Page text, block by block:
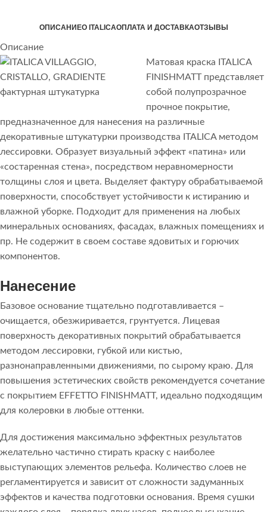
ОПИСАНИЕО ITALICAОПЛАТА И ДОСТАВКАОТЗЫВЫ
Описание
Матовая краска ITALICA
FINISHMATT представляет
собой полупрозрачное
прочное покрытие,
предназначенное для нанесения на различные
декоративные штукатурки производства ITALICA методом
лессировки. Образует визуальный эффект «патина» или
«состаренная стена», посредством неравномерности
толщины слоя и цвета. Выделяет фактуру обрабатываемой
поверхности, способствует устойчивости к истиранию и
влажной уборке. Подходит для применения на любых
минеральных основаниях, фасадах, влажных помещениях и
пр. Не содержит в своем составе ядовитых и горючих
компонентов.
Нанесение
Базовое основание тщательно подготавливается –
очищается, обезжиривается, грунтуется. Лицевая
поверхность декоративных покрытий обрабатывается
методом лессировки, губкой или кистью,
разнонаправленными движениями, по сырому краю. Для
повышения эстетических свойств рекомендуется сочетание
с покрытием EFFETTO FINISHMATT, идеально подходящим
для колеровки в любые оттенки.
Для достижения максимально эффектных результатов
желательно частично стирать краску с наиболее
выступающих элементов рельефа. Количество слоев не
регламентируется и зависит от сложности задуманных
эффектов и качества подготовки основания. Время сушки